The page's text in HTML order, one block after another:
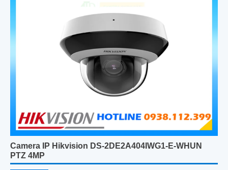
Camera IP Hikvision DS-2DE2A404IWG1-E-WHUN
PTZ 4MP